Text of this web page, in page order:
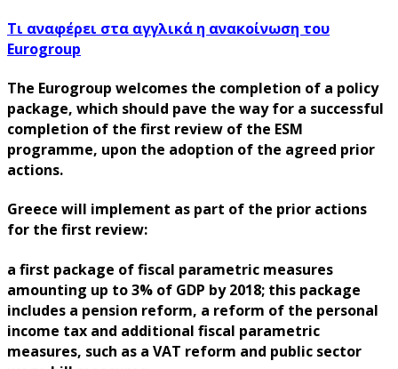
Τι αναφέρει στα αγγλικά η ανακοίνωση του
Eurogroup
The Eurogroup welcomes the completion of a policy
package, which should pave the way for a successful
completion of the first review of the ESM
programme, upon the adoption of the agreed prior
actions.
Greece will implement as part of the prior actions
for the first review:
a first package of fiscal parametric measures
amounting up to 3% of GDP by 2018; this package
includes a pension reform, a reform of the personal
income tax and additional fiscal parametric
measures, such as a VAT reform and public sector